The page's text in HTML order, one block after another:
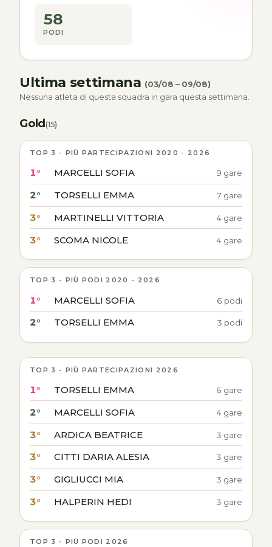
58
PODI
Ultima settimana (03/08 – 09/08)
Nessuna atleta di questa squadra in gara questa settimana.
Gold(15)
TOP 3 - PIÙ PARTECIPAZIONI 2020 - 2026
1° MARCELLI SOFIA 9 gare
2° TORSELLI EMMA 7 gare
3° MARTINELLI VITTORIA 4 gare
3° SCOMA NICOLE 4 gare
TOP 3 - PIÙ PODI 2020 - 2026
1° MARCELLI SOFIA 6 podi
2° TORSELLI EMMA 3 podi
TOP 3 - PIÙ PARTECIPAZIONI 2026
1° TORSELLI EMMA 6 gare
2° MARCELLI SOFIA 4 gare
3° ARDICA BEATRICE 3 gare
3° CITTI DARIA ALESIA 3 gare
3° GIGLIUCCI MIA 3 gare
3° HALPERIN HEDI 3 gare
TOP 3 - PIÙ PODI 2026